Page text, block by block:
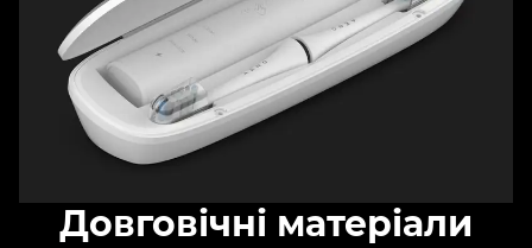
Довговічні матеріали